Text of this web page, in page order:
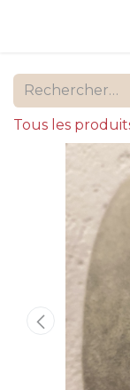
Tous les